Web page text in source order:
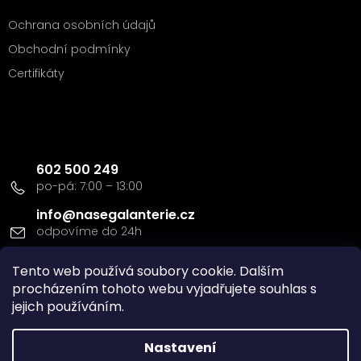
Tento web používá soubory cookie. Dalším
procházením tohoto webu vyjadřujete souhlas s
jejich používáním.
Nastavení
Ochrana osobních údajů
Obchodní podmínky
Certifikáty
info@nasegalanterie.cz
602 500 249
Doprava a platba
Vytvořil Shoptet